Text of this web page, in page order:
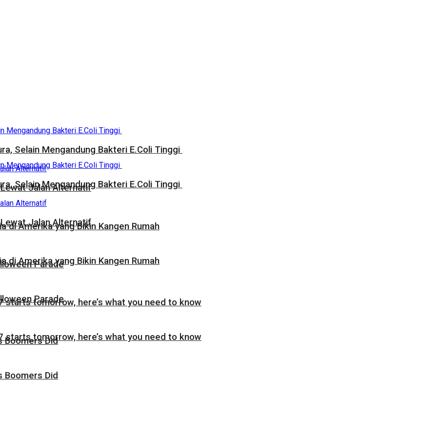
Selain Mengandung Bakteri E.Coli Tinggi
Lewat Jalan Alternatif
di Amerika yang Bikin Kangen Rumah
Parade
tomorrow, here’s what you need to know
Boomers Did
Selain Mengandung Bakteri E.Coli Tinggi
Lewat Jalan Alternatif
di Amerika yang Bikin Kangen Rumah
Parade
tomorrow, here’s what you need to know
Boomers Did